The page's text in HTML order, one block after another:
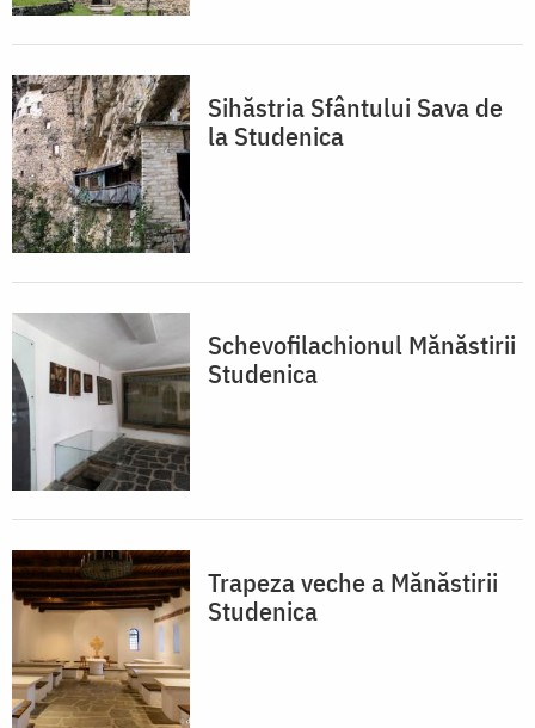
Sihăstria Sfântului Sava de
la Studenica
Schevofilachionul Mănăstirii
Studenica
Trapeza veche a Mănăstirii
Studenica